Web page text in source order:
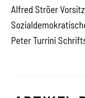
Alfred Ströer
Peter Turrini